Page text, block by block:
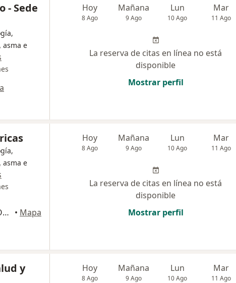
- Sede
asma e
Hoy
8 Ago
Mañana
9 Ago
Lun
10 Ago
Mar
11 Ago
La reserva de citas en línea no está
disponible
Mostrar perfil
asma e
Diagonal 75B N. 2A-80/140 CONSULTORIO 311, Medellín • Mapa
Hoy
8 Ago
Mañana
9 Ago
Lun
10 Ago
Mar
11 Ago
La reserva de citas en línea no está
disponible
Mostrar perfil
y
Hoy
8 Ago
Mañana
9 Ago
Lun
10 Ago
Mar
11 Ago